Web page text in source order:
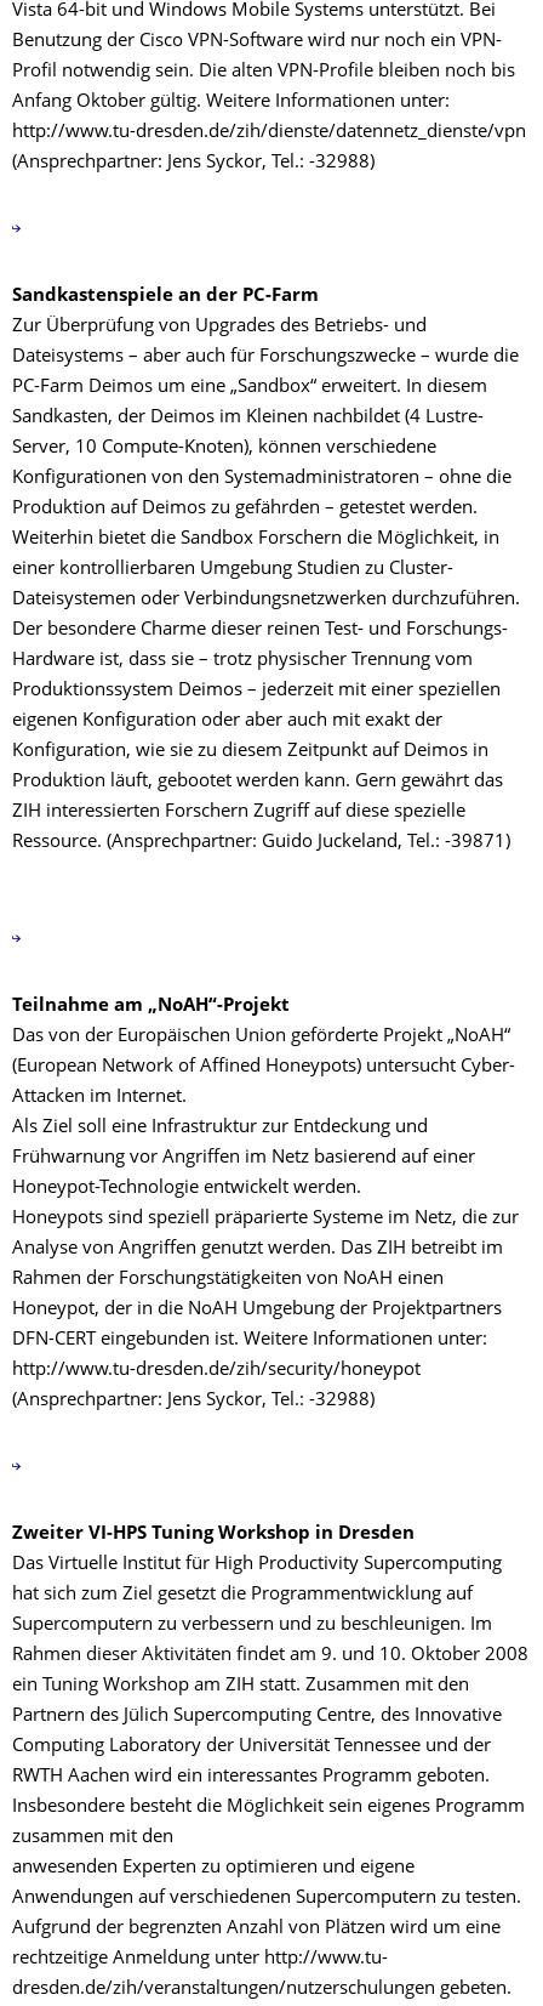
Vista 64-bit und Windows Mobile Systems unterstützt. Bei
Benutzung der Cisco VPN-Software wird nur noch ein VPN-
Profil notwendig sein. Die alten VPN-Profile bleiben noch bis
Anfang Oktober gültig. Weitere Informationen unter:
http://www.tu-dresden.de/zih/dienste/datennetz_dienste/vpn
(Ansprechpartner: Jens Syckor, Tel.: -32988)
Sandkastenspiele an der PC-Farm
Zur Überprüfung von Upgrades des Betriebs- und
Dateisystems – aber auch für Forschungszwecke – wurde die
PC-Farm Deimos um eine „Sandbox“ erweitert. In diesem
Sandkasten, der Deimos im Kleinen nachbildet (4 Lustre-
Server, 10 Compute-Knoten), können verschiedene
Konfigurationen von den Systemadministratoren – ohne die
Produktion auf Deimos zu gefährden – getestet werden.
Weiterhin bietet die Sandbox Forschern die Möglichkeit, in
einer kontrollierbaren Umgebung Studien zu Cluster-
Dateisystemen oder Verbindungsnetzwerken durchzuführen.
Der besondere Charme dieser reinen Test- und Forschungs-
Hardware ist, dass sie – trotz physischer Trennung vom
Produktionssystem Deimos – jederzeit mit einer speziellen
eigenen Konfiguration oder aber auch mit exakt der
Konfiguration, wie sie zu diesem Zeitpunkt auf Deimos in
Produktion läuft, gebootet werden kann. Gern gewährt das
ZIH interessierten Forschern Zugriff auf diese spezielle
Ressource. (Ansprechpartner: Guido Juckeland, Tel.: -39871)
Teilnahme am „NoAH“-Projekt
Das von der Europäischen Union geförderte Projekt „NoAH“
(European Network of Affined Honeypots) untersucht Cyber-
Attacken im Internet.
Als Ziel soll eine Infrastruktur zur Entdeckung und
Frühwarnung vor Angriffen im Netz basierend auf einer
Honeypot-Technologie entwickelt werden.
Honeypots sind speziell präparierte Systeme im Netz, die zur
Analyse von Angriffen genutzt werden. Das ZIH betreibt im
Rahmen der Forschungstätigkeiten von NoAH einen
Honeypot, der in die NoAH Umgebung der Projektpartners
DFN-CERT eingebunden ist. Weitere Informationen unter:
http://www.tu-dresden.de/zih/security/honeypot
(Ansprechpartner: Jens Syckor, Tel.: -32988)
Zweiter VI-HPS Tuning Workshop in Dresden
Das Virtuelle Institut für High Productivity Supercomputing
hat sich zum Ziel gesetzt die Programmentwicklung auf
Supercomputern zu verbessern und zu beschleunigen. Im
Rahmen dieser Aktivitäten findet am 9. und 10. Oktober 2008
ein Tuning Workshop am ZIH statt. Zusammen mit den
Partnern des Jülich Supercomputing Centre, des Innovative
Computing Laboratory der Universität Tennessee und der
RWTH Aachen wird ein interessantes Programm geboten.
Insbesondere besteht die Möglichkeit sein eigenes Programm
zusammen mit den
anwesenden Experten zu optimieren und eigene
Anwendungen auf verschiedenen Supercomputern zu testen.
Aufgrund der begrenzten Anzahl von Plätzen wird um eine
rechtzeitige Anmeldung unter http://www.tu-
dresden.de/zih/veranstaltungen/nutzerschulungen gebeten.